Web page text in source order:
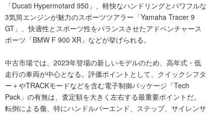
「Ducati Hypermotard 950」、軽快なハンドリングとパワフルな
3気筒エンジンが魅力のスポーツツアラー「Yamaha Tracer 9
GT」、快適性とスポーツ性をバランスさせたアドベンチャース
ポーツ「BMW F 900 XR」などが挙げられる。
中古市場では、2023年登場の新しいモデルのため、高年式・低
走行の車両が中心となる。評価ポイントとして、クイックシフタ
ー＋やTRACKモードなどを含む電子制御パッケージ「Tech
Pack」の有無は、査定額を大きく左右する最重要ポイントだ。
転倒による傷、特にハンドルバーエンド、ステップ、サイレンサ